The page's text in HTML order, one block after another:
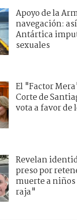
Apoyo de la
navegación:
Antártica
sexuales
El "Factor
Corte de
vota a favor de
Revelan
preso por
muerte a
raja"